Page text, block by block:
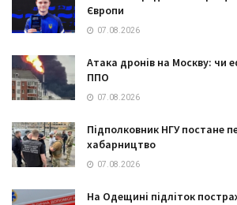
Європи
07.08.2026
Атака дронів на Москву: чи
ППО
07.08.2026
Підполковник НГУ постане
хабарництво
07.08.2026
На Одещині підліток